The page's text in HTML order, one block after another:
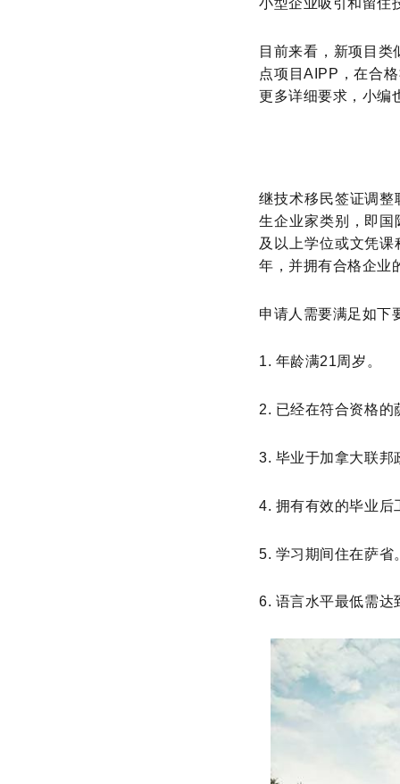
小型企业吸引和留住
目前来看，新项目
点项目AIPP，在合
更多详细要求，小编
继技术移民签证调
生企业家类别，即
及以上学位或文凭
年，并拥有合格企业
申请人需要满足如下
1. 年龄满21周岁。
2. 已经在符合资格的
3. 毕业于加拿大联邦
4. 拥有有效的毕业后
5. 学习期间住在萨省
6. 语言水平最低需